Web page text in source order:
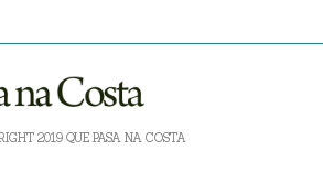
2019 QUE PASA NA COSTA